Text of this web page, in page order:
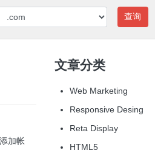
查询
加帐
文章分类
Web Marketing
Responsive Desing
Reta Display
HTML5